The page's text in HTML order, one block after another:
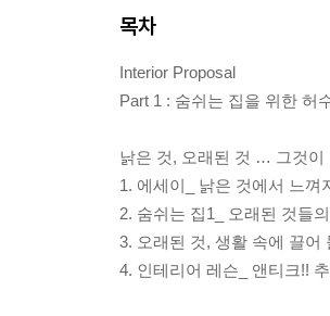
목차
Interior Proposal
Part 1 : 숨쉬는 집을 위한 허
낡은 것, 오래된 것 … 그것이
1. 에세이_ 낡은 것에서 느껴
2. 숨쉬는 집1_ 오래된 것들
3. 오래된 것, 생활 속에 끌어
4. 인테리어 레슨_ 앤티크!!